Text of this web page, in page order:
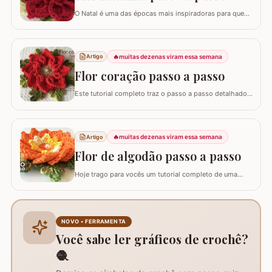
O Natal é uma das épocas mais inspiradoras para quem
uma criação belíssima da artesã Shirley Lucimar, que
gentilmente compartilhou seu…
Artigo 🔥muitas dezenas viram essa semana
Flor coração passo a passo
Este tutorial completo traz o passo a passo detalhado
8 pétalas, garantindo um formato mais cheio e
arredondado, ideal para tapetes, mantas e…
Artigo 🔥muitas dezenas viram essa semana
Flor de algodão passo a passo
Hoje trago para vocês um tutorial completo de uma
seu trabalho manual, seja em colchas, caminhos de
mesa ou tapetes. Vamos aprender com…
NOVO • FERRAMENTA
Você sabe ler gráficos de crochê?
🧶